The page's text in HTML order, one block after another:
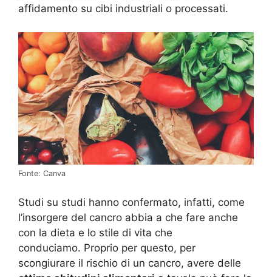
affidamento su cibi industriali o processati.
Fonte: Canva
Studi su studi hanno confermato, infatti, come
l’insorgere del cancro abbia a che fare anche
con la dieta e lo stile di vita che
conduciamo. Proprio per questo, per
scongiurare il rischio di un cancro, avere delle